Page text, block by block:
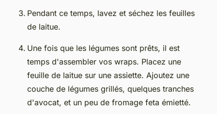
Pendant ce temps, lavez et séchez les feuilles
de laitue.
Une fois que les légumes sont prêts, il est
temps d'assembler vos wraps. Placez une
feuille de laitue sur une assiette. Ajoutez une
couche de légumes grillés, quelques tranches
d'avocat, et un peu de fromage feta émietté.